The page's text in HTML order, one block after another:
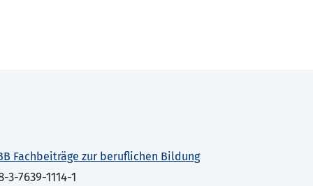
Fachbeiträge zur beruflichen Bildung
3-7639-1114-1